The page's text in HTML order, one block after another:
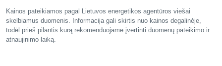
Kainos pateikiamos pagal Lietuvos energetikos agentūros viešai
skelbiamus duomenis. Informacija gali skirtis nuo kainos degalinėje,
todėl prieš pilantis kurą rekomenduojame įvertinti duomenų pateikimo ir
atnaujinimo laiką.